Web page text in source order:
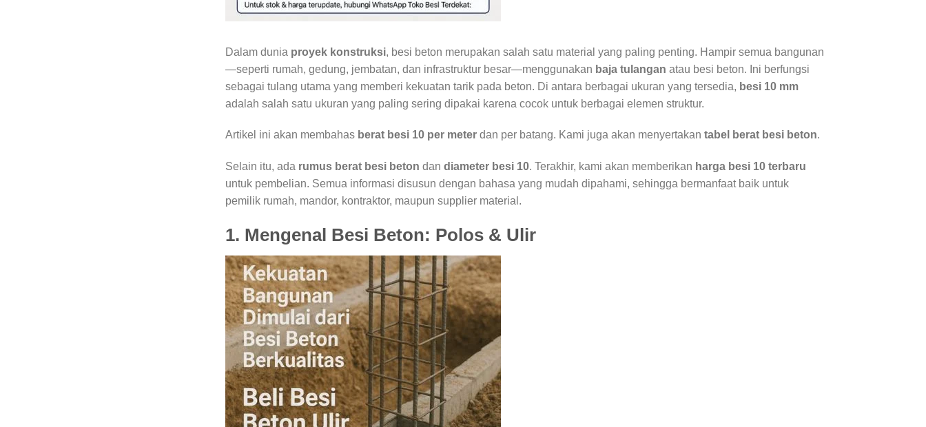
Dalam dunia proyek konstruksi, besi beton merupakan salah satu material yang paling penting. Hampir semua bangunan
—seperti rumah, gedung, jembatan, dan infrastruktur besar—menggunakan baja tulangan atau besi beton. Ini berfungsi
sebagai tulang utama yang memberi kekuatan tarik pada beton. Di antara berbagai ukuran yang tersedia, besi 10 mm
adalah salah satu ukuran yang paling sering dipakai karena cocok untuk berbagai elemen struktur.
Artikel ini akan membahas berat besi 10 per meter dan per batang. Kami juga akan menyertakan tabel berat besi beton.
Selain itu, ada rumus berat besi beton dan diameter besi 10. Terakhir, kami akan memberikan harga besi 10 terbaru
untuk pembelian. Semua informasi disusun dengan bahasa yang mudah dipahami, sehingga bermanfaat baik untuk
pemilik rumah, mandor, kontraktor, maupun supplier material.
1. Mengenal Besi Beton: Polos & Ulir